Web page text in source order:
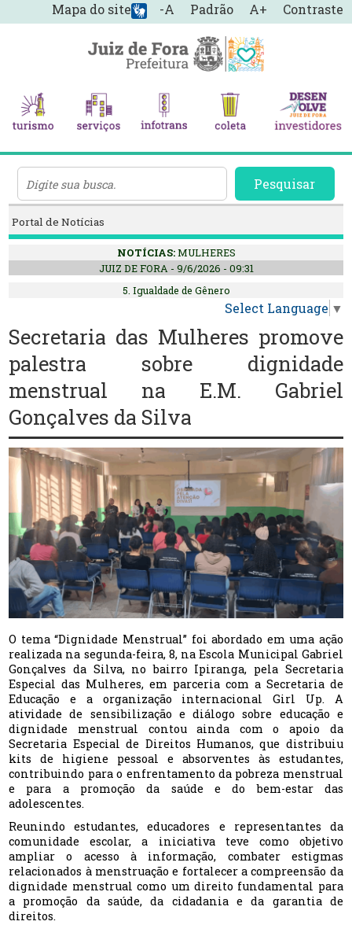
-A Padrão A+ Contraste
Mapa do site
Pesquisar
Portal de Notícias
NOTÍCIAS:MULHERES
JUIZ DE FORA - 9/6/2026 - 09:31
5. Igualdade de Gênero
Select Language ▼
Secretaria das Mulheres promove
palestra sobre dignidade
menstrual na E.M. Gabriel
Gonçalves da Silva
O tema “Dignidade Menstrual” foi abordado em uma ação
realizada na segunda-feira, 8, na Escola Municipal Gabriel
Gonçalves da Silva, no bairro Ipiranga, pela Secretaria
Especial das Mulheres, em parceria com a Secretaria de
Educação e a organização internacional Girl Up. A
atividade de sensibilização e diálogo sobre educação e
dignidade menstrual contou ainda com o apoio da
Secretaria Especial de Direitos Humanos, que distribuiu
kits de higiene pessoal e absorventes às estudantes,
contribuindo para o enfrentamento da pobreza menstrual
e para a promoção da saúde e do bem-estar das
adolescentes.
Reunindo estudantes, educadores e representantes da
comunidade escolar, a iniciativa teve como objetivo
ampliar o acesso à informação, combater estigmas
relacionados à menstruação e fortalecer a compreensão da
dignidade menstrual como um direito fundamental para
a promoção da saúde, da cidadania e da garantia de
direitos.